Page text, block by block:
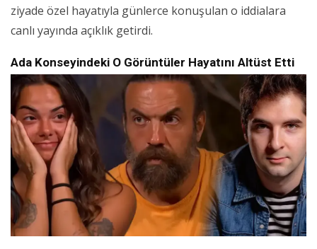
ziyade özel hayatıyla günlerce konuşulan o iddialara
canlı yayında açıklık getirdi.
Ada Konseyindeki O Görüntüler Hayatını Altüst Etti